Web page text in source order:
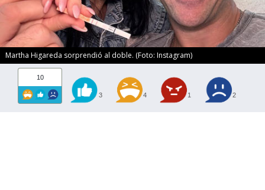
Martha Higareda sorprendió al doble. (Foto: Instagram)
10
3 4 1 2